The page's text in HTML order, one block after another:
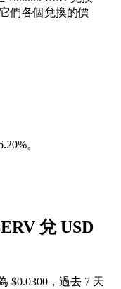
們各個兌換的價
。
兌 USD
$0.0300，過去 7 天